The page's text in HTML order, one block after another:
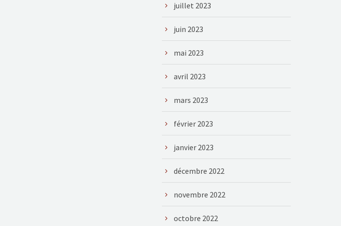
juillet 2023
juin 2023
mai 2023
avril 2023
mars 2023
février 2023
janvier 2023
décembre 2022
novembre 2022
octobre 2022